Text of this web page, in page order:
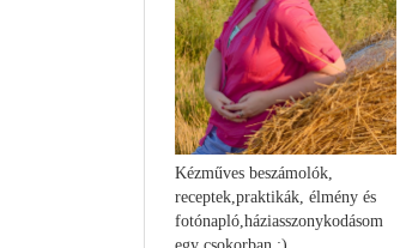
Kézműves beszámolók,
receptek,praktikák, élmény és
fotónapló,háziasszonykodásom